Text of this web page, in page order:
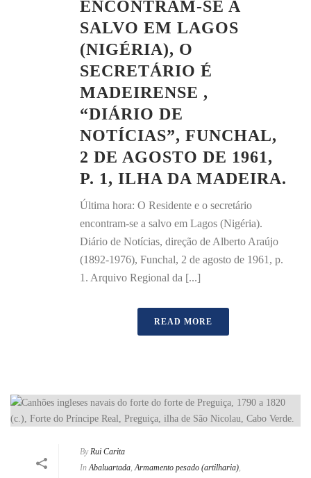
ENCONTRAM-SE A
SALVO EM LAGOS
(NIGÉRIA), O
SECRETÁRIO É
MADEIRENSE ,
“DIÁRIO DE
NOTÍCIAS”, FUNCHAL,
2 DE AGOSTO DE 1961,
P. 1, ILHA DA MADEIRA.
Última hora: O Residente e o secretário
encontram-se a salvo em Lagos (Nigéria).
Diário de Notícias, direção de Alberto Araújo
(1892-1976), Funchal, 2 de agosto de 1961, p.
1. Arquivo Regional da [...]
READ MORE
By Rui Carita
In Abaluartada,Armamento pesado (artilharia),